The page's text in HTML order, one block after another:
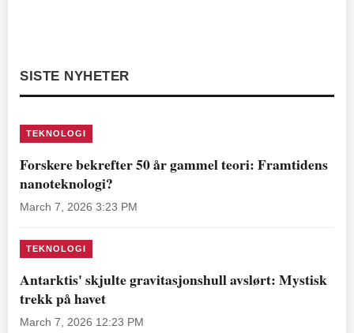
SISTE NYHETER
TEKNOLOGI
Forskere bekrefter 50 år gammel teori: Framtidens
nanoteknologi?
March 7, 2026 3:23 PM
TEKNOLOGI
Antarktis' skjulte gravitasjonshull avslørt: Mystisk
trekk på havet
March 7, 2026 12:23 PM